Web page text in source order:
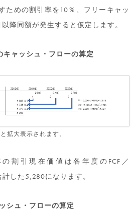
ための割引率を10％、フリーキャッ
降同額が発生すると仮定します。
ャッシュ・フローの算定
拡大表示されます。
割引現在価値は各年度のFCF／
した5,280になります。
シュ・フローの算定